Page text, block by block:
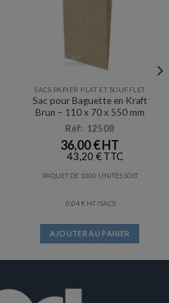
SACS PAPIER PLAT ET SOUFFLET
Sac pour Baguette en Kraft
Brun – 110 x 70 x 550 mm
Réf: 12508
36,00€
43,20 €
PAQUET DE 1000 UNITÉS SOIT
0,04€ /SACS
AJOUTER AU PANIER